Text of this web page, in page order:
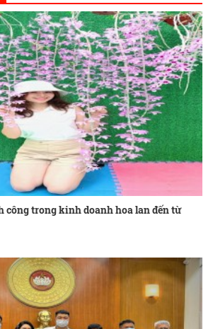
công trong kinh doanh hoa lan đến từ